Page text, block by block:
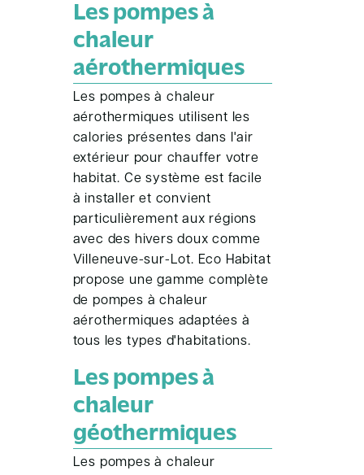
Les pompes à
chaleur
aérothermiques
Les pompes à chaleur
aérothermiques utilisent les
calories présentes dans l'air
extérieur pour chauffer votre
habitat. Ce système est facile
à installer et convient
particulièrement aux régions
avec des hivers doux comme
Villeneuve-sur-Lot. Eco Habitat
propose une gamme complète
de pompes à chaleur
aérothermiques adaptées à
tous les types d'habitations.
Les pompes à
chaleur
géothermiques
Les pompes à chaleur